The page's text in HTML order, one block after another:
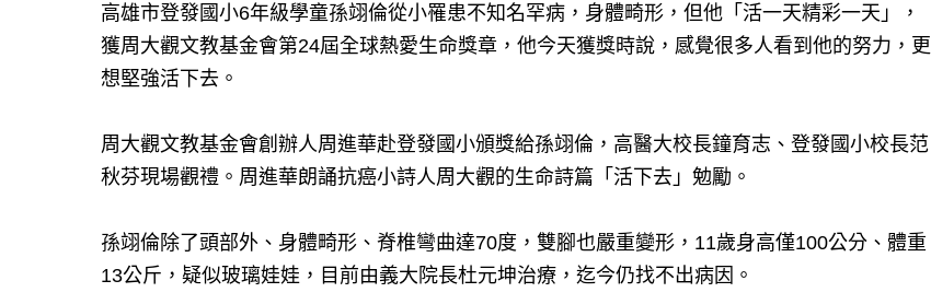
高雄市登發國小6年級學童孫翊倫從小罹患不知名罕病，身體畸形，但他「活一天精彩一天」，
獲周大觀文教基金會第24屆全球熱愛生命獎章，他今天獲獎時說，感覺很多人看到他的努力，更
想堅強活下去。
周大觀文教基金會創辦人周進華赴登發國小頒獎給孫翊倫，高醫大校長鐘育志、登發國小校長范
秋芬現場觀禮。周進華朗誦抗癌小詩人周大觀的生命詩篇「活下去」勉勵。
孫翊倫除了頭部外、身體畸形、脊椎彎曲達70度，雙腳也嚴重變形，11歲身高僅100公分、體重
13公斤，疑似玻璃娃娃，目前由義大院長杜元坤治療，迄今仍找不出病因。